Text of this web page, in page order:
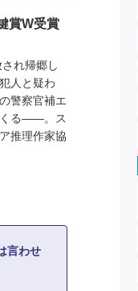
賞W受賞
れ帰郷し
人と疑わ
警察官補エ
くる――。ス
推理作家協
言わせ